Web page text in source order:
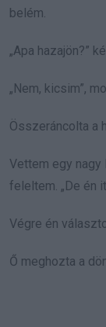
belém.
„Apa hazajön?”
„Nem, kicsim”,
Összeráncolta a
Vettem egy nagy
feleltem. „De én
Végre én
Ő meghozta a